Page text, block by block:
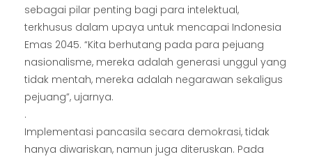
sebagai pilar penting bagi para intelektual,
terkhusus dalam upaya untuk mencapai Indonesia
Emas 2045. “Kita berhutang pada para pejuang
nasionalisme, mereka adalah generasi unggul yang
tidak mentah, mereka adalah negarawan sekaligus
pejuang”, ujarnya.
.
Implementasi pancasila secara demokrasi, tidak
hanya diwariskan, namun juga diteruskan. Pada